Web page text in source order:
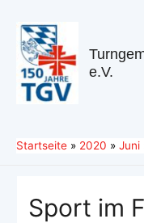
e.V.
Startseite 2020 Juni
Sport im